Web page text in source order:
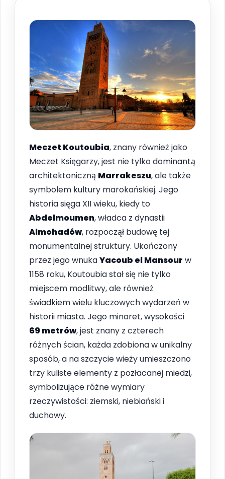
Meczet Koutoubia, znany również jako
Meczet Księgarzy, jest nie tylko dominantą
architektoniczną Marrakeszu, ale także
symbolem kultury marokańskiej. Jego
historia sięga XII wieku, kiedy to
Abdelmoumen, władca z dynastii
Almohadów, rozpoczął budowę tej
monumentalnej struktury. Ukończony
przez jego wnukaYacoub el Mansour w
1158 roku, Koutoubia stał się nie tylko
miejscem modlitwy, ale również
świadkiem wielu kluczowych wydarzeń w
historii miasta. Jego minaret, wysokości
69 metrów, jest znany z czterech
różnych ścian, każda zdobiona w unikalny
sposób, a na szczycie wieży umieszczono
trzy kuliste elementy z pozłacanej miedzi,
symbolizujące różne wymiary
rzeczywistości: ziemski, niebiański i
duchowy.